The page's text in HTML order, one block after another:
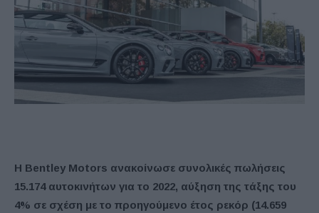
Η Bentley Motors ανακοίνωσε συνολικές πωλήσεις
15.174 αυτοκινήτων για το 2022, αύξηση της τάξης του
4% σε σχέση με το προηγούμενο έτος ρεκόρ (14.659